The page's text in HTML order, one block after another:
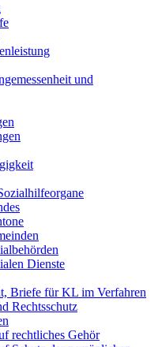
und
Dienste
Briefe für KL im Verfahren
Rechtsschutz
rechtliches Gehör